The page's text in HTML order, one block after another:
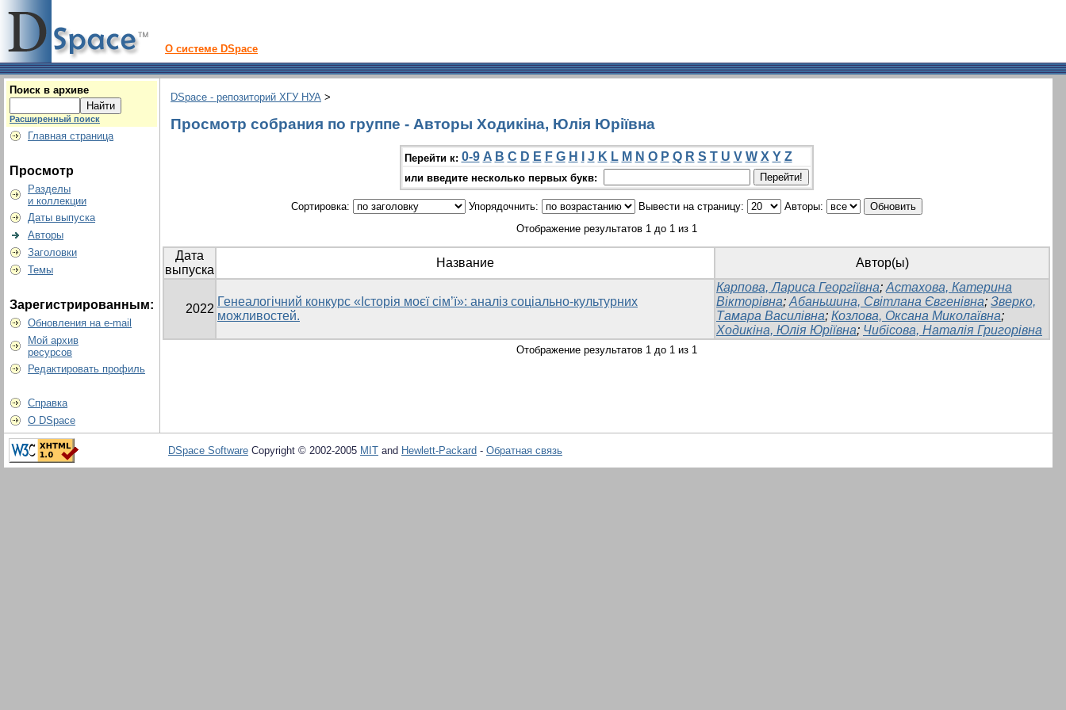
О системе DSpace
Поиск в архиве
Расширенный поиск
Главная страница
Просмотр
Разделы
и коллекции
Даты выпуска
Авторы
Заголовки
Темы
Зарегистрированным:
Обновления на e-mail
Мой архив
ресурсов
Редактировать профиль
Справка
О DSpace
DSpace - репозиторий ХГУ НУА >
Просмотр собрания по группе - Авторы Ходикіна, Юлія Юріївна
Перейти к: 0-9 A B C D E F G H J K L M N O P Q R S T U V W X Y Z
или введите несколько первых букв:
Сортировка: Упорядочнить: Вывести на страницу:
Авторы:
Отображение результатов 1 до 1 из 1
Дата
выпуска
Название Автор(ы)
2022
Генеалогічний конкурс «Історія моєї сім’ї»: аналіз соціально-культурних
можливостей.
Карпова, Лариса Георгіївна; Астахова, Катерина
Вікторівна; Абаньшина, Світлана Євгенівна; Зверко,
Тамара Василівна; Козлова, Оксана Миколаївна;
Ходикіна, Юлія Юріївна; Чибісова, Наталія Григорівна
Отображение результатов 1 до 1 из 1
DSpace Software Copyright © 2002-2005 MIT and Hewlett-Packard - Обратная связь